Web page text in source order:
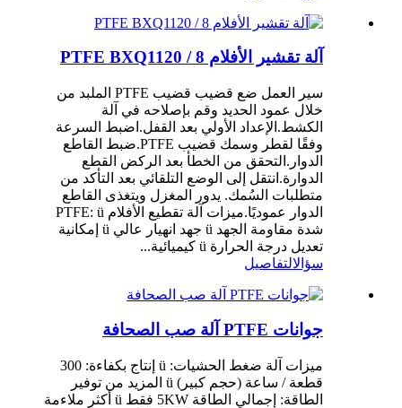
آلة تقشير الأفلام PTFE BXQ1120 / 8
سير العمل ضع قضيب قضيب PTFE الملبد من
خلال عمود الحديد وقم بإصلاحه في آلة
الكشط.الإعداد الأولي بعد القفل.اضبط السرعة
وفقًا لقطر وسمك قضيب PTFE.ضبط القاطع
الدوار.التحقق من الخطأ بعد الركض القطع
الدوارة.انتقل إلى الوضع التلقائي بعد التأكد من
متطلبات السُمك. يدور المغزل ويتغذى القاطع
الدوار عموديًا.ميزات آلة تقطيع الأفلام PTFE: ü
شدة مقاومة الجهد ü جهد انهيار عالي ü إمكانية
تعديل درجة الحرارة ü كيميائية...
سؤالالتفاصيل
جوانات PTFE آلة صب الصحافة
ميزات آلة ضغط الحشيات: ü إنتاج بكفاءة: 300
قطعة / ساعة (حجم كبير) ü المزيد من توفير
الطاقة: إجمالي الطاقة 5KW فقط ü أكثر ملاءمة